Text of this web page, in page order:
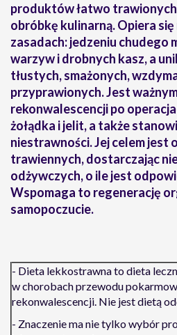
produktów łatwo
obróbkę kulinarną. Opiera
zasadach: jedzeniu chudego
warzyw i drobnych kasz, a
tłustych, smażonych,
przyprawionych. Jest
rekonwalescencji po
żołądka i jelit, a także
niestrawności. Jej celem jest
trawiennych, dostarczając
odżywczych, o ile jest
Wspomaga to regenerację
samopoczucie.
- Dieta lekkostrawna to dieta
w chorobach przewodu
rekonwalescencji. Nie jest dietą
- Znaczenie ma nie tylko wybór